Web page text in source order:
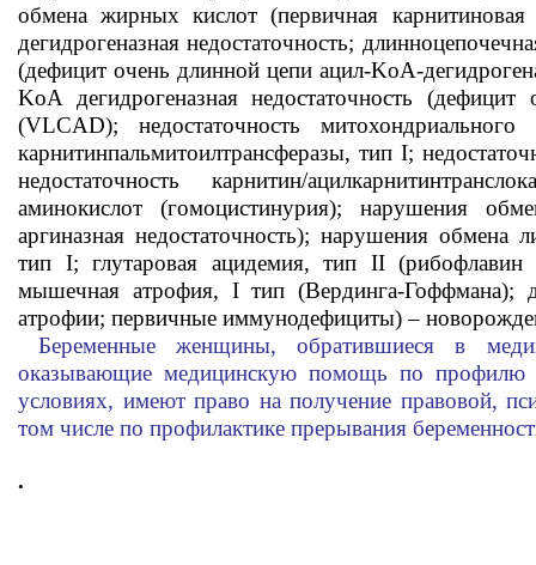
обмена жирных кислот (первичная карнитиновая
дегидрогеназная недостаточность;
(дефицит очень длинной цепи ацил-KoA-
KoA дегидрогеназная недостаточность
(VLCAD); недостаточность митохондриального
карнитинпальмитоилтрансферазы, тип I;
недостаточность карнитин/
аминокислот (гомоцистинурия); нарушения
аргиназная недостаточность); нарушения обмена
тип I; глутаровая ацидемия, тип II (рибофлавин
мышечная атрофия, I тип (Вердинга-Гоффмана);
атрофии; первичные иммунодефициты) –
Беременные женщины, обратившиеся в
оказывающие медицинскую помощь по профилю
условиях, имеют право на получение правовой,
том числе по профилактике прерывания
.